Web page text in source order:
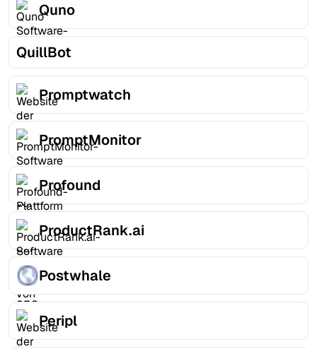
Quno
QuillBot
Promptwatch
PromptMonitor
Profound
ProductRank.ai
Postwhale
Peripl